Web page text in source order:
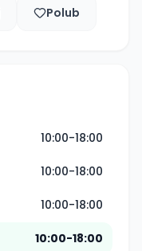
Polub
10:00-18:00
10:00-18:00
10:00-18:00
10:00-18:00